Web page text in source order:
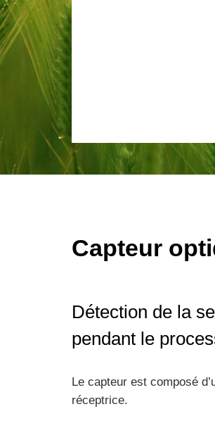
Capteur
Détection de la
pendant le
Le capteur est composé
réceptrice.